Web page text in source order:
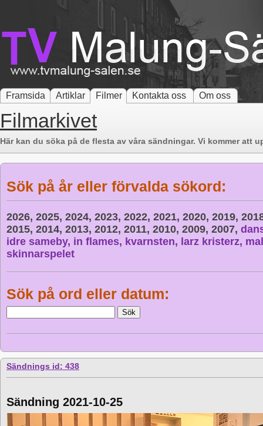
Framsida Artiklar Filmer Kontakta oss Om oss
Filmarkivet
Här kan du söka på de flesta av våra sändningar. Vi kommer att
Sök på år eller förvalda sökord:
2026, 2025, 2024, 2023, 2022, 2021, 2020, 2019,
2015, 2014, 2013, 2012, 2011, 2010, 2009, 2007,
idre sameby, in flames, kvarnsten, larz kristerz,
skinnarspelet
Sök på ord eller datum:
Sändnings id: 438
Sändning 2021-10-25